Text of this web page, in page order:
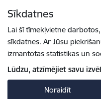
Sīkdatnes
Lai šī tīmekļvietne
sīkdatnes. Ar Jūsu
izmantotas statistikas un
Lūdzu, atzīmējiet savu
Noraidīt